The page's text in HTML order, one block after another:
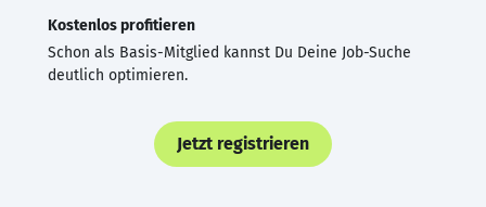
Kostenlos profitieren
Schon als Basis-Mitglied kannst Du Deine Job-Suche
deutlich optimieren.
Jetzt registrieren